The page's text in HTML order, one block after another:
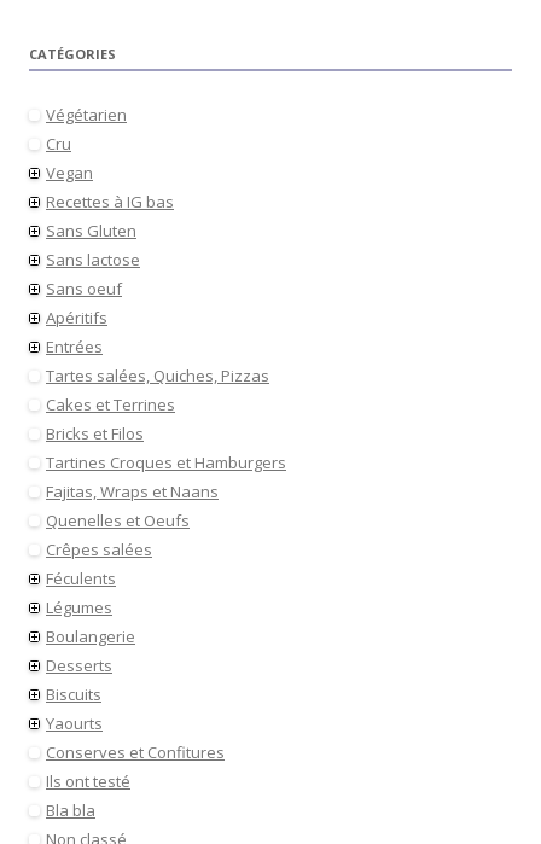
CATÉGORIES
Végétarien
Cru
Vegan
Recettes à IG bas
Sans Gluten
Sans lactose
Sans oeuf
Apéritifs
Entrées
Tartes salées, Quiches, Pizzas
Cakes et Terrines
Bricks et Filos
Tartines Croques et Hamburgers
Fajitas, Wraps et Naans
Quenelles et Oeufs
Crêpes salées
Féculents
Légumes
Boulangerie
Desserts
Biscuits
Yaourts
Conserves et Confitures
Ils ont testé
Bla bla
Non classé